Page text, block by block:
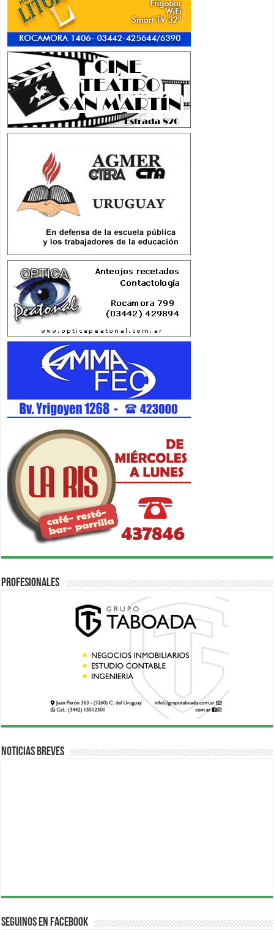
Profesionales
Noticias breves
Seguinos en Facebook